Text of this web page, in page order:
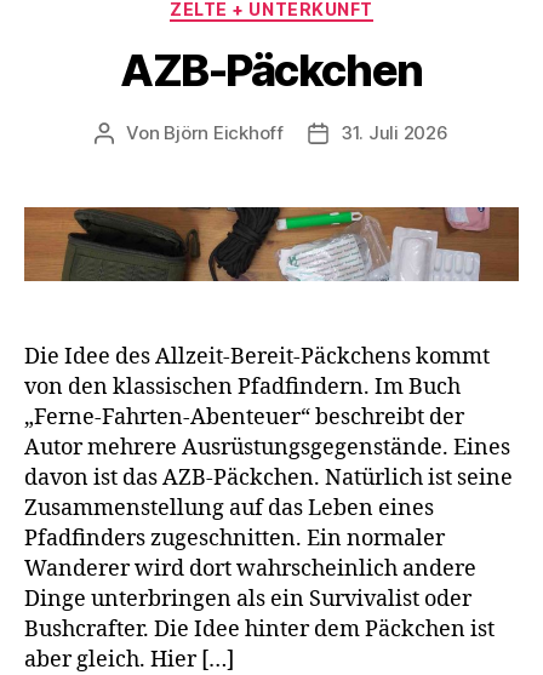
ZELTE + UNTERKUNFT
AZB-Päckchen
Beitragsautor
Von Björn Eickhoff Veröffentlichungsdatum
31. Juli 2026
Die Idee des Allzeit-Bereit-Päckchens kommt
von den klassischen Pfadfindern. Im Buch
„Ferne-Fahrten-Abenteuer“ beschreibt der
Autor mehrere Ausrüstungsgegenstände. Eines
davon ist das AZB-Päckchen. Natürlich ist seine
Zusammenstellung auf das Leben eines
Pfadfinders zugeschnitten. Ein normaler
Wanderer wird dort wahrscheinlich andere
Dinge unterbringen als ein Survivalist oder
Bushcrafter. Die Idee hinter dem Päckchen ist
aber gleich. Hier […]